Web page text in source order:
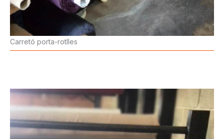
Carretó porta-rotlles